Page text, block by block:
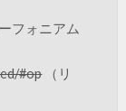
フォニアム
#op（リ